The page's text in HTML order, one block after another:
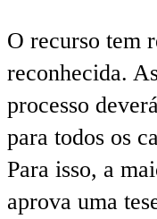
O recurso tem
reconhecida.
processo
para todos os
Para isso, a
aprova uma